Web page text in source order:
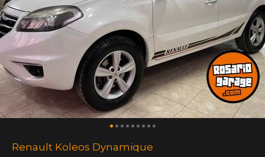
Renault Koleos Dynamique